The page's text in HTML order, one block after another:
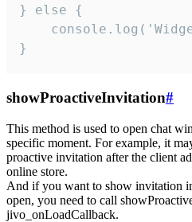
} else {
}
showProactiveInvitation#
This method is used to open chat
specific moment. For example, it
proactive invitation after the client
online store.
And if you want to show invitation
open, you need to call
jivo_onLoadCallback.